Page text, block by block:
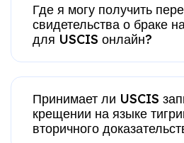
Где я могу получить
свидетельства о браке
для USCIS онлайн?
Принимает ли USCIS
крещении на языке
вторичного